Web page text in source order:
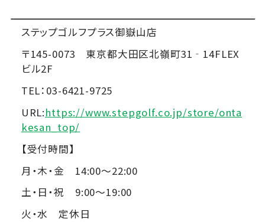
ステップゴルフプラス御嶽山店
〒145-0073 東京都大田区北嶺町31‐14FLEX
ビル2F
TEL：03-6421-9725
URL:https://www.stepgolf.co.jp/store/onta
kesan_top/
【受付時間】
月・木・金 14:00～22:00
土・日・祝 9:00～19:00
火・水 定休日